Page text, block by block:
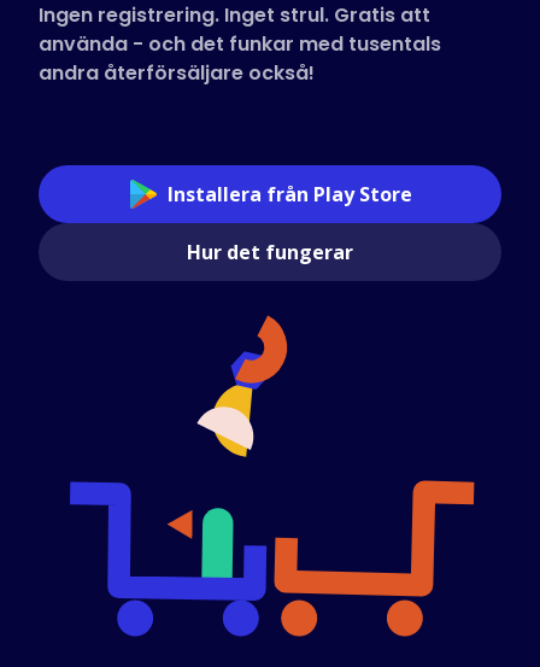
Ingen registrering. Inget strul. Gratis att
använda - och det funkar med tusentals
andra återförsäljare också!
Installera från Play Store
Hur det fungerar